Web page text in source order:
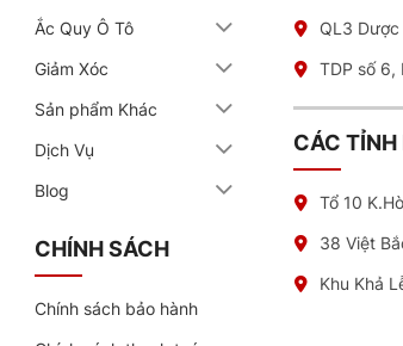
Ắc Quy Ô Tô
Giảm Xóc
Sản phẩm Khác
Dịch Vụ
Blog
CHÍNH SÁCH
Chính sách bảo hành
QL3 Dược
TDP số 6,
CÁC TỈNH
Tổ 10
38 Việt
Khu Khả